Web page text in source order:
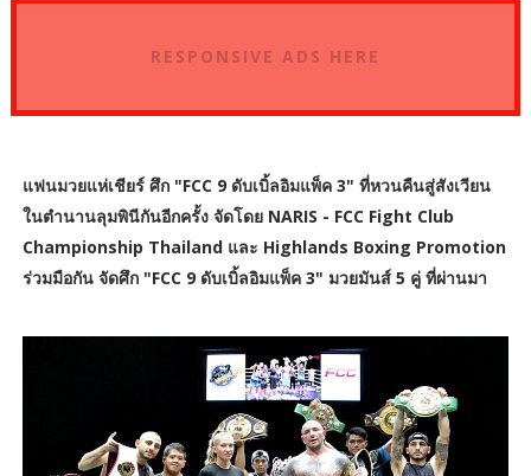
RESPONSIVE ADS HERE
แฟนมวยแห่เชียร์ ศึก "FCC 9 ดับเบิ้ลอิมแพ็ค 3" ที่หวนคืนสู่สังเวียน
ในตำนานลุมพินีกันอีกครั้ง จัดโดย NARIS - FCC Fight Club
Championship Thailand และ Highlands Boxing Promotion
ร่วมมือกัน จัดศึก "FCC 9 ดับเบิ้ลอิมแพ็ค 3" มวยมันส์ 5 คู่ ที่ผ่านมา